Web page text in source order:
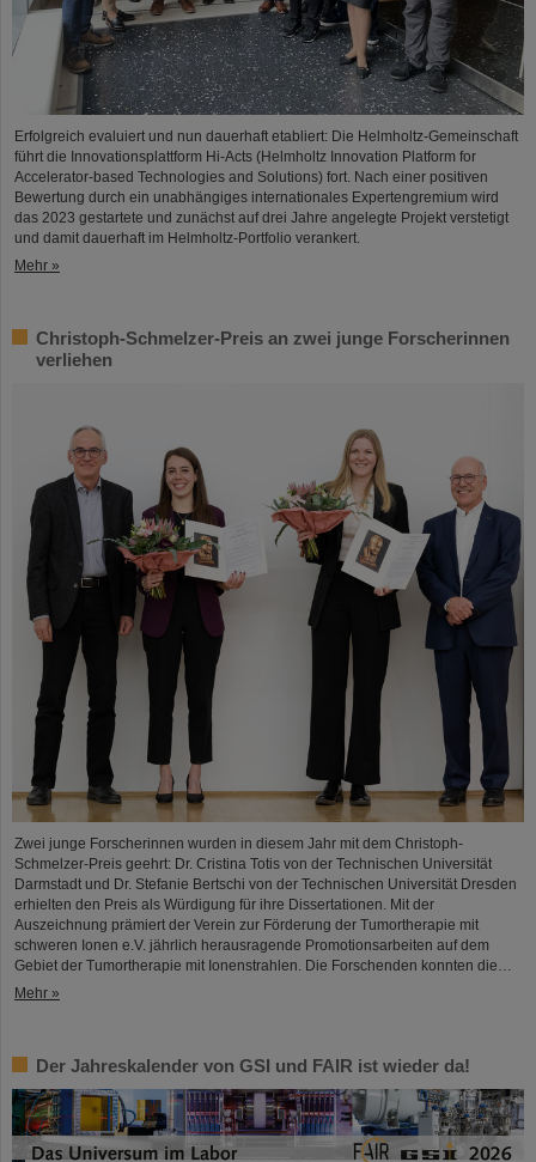
Erfolgreich evaluiert und nun dauerhaft etabliert: Die Helmholtz-Gemeinschaft
führt die Innovationsplattform Hi-Acts (Helmholtz Innovation Platform for
Accelerator-based Technologies and Solutions) fort. Nach einer positiven
Bewertung durch ein unabhängiges internationales Expertengremium wird
das 2023 gestartete und zunächst auf drei Jahre angelegte Projekt verstetigt
und damit dauerhaft im Helmholtz-Portfolio verankert.
Mehr »
Christoph-Schmelzer-Preis an zwei junge Forscherinnen
verliehen
Zwei junge Forscherinnen wurden in diesem Jahr mit dem Christoph-
Schmelzer-Preis geehrt: Dr. Cristina Totis von der Technischen Universität
Darmstadt und Dr. Stefanie Bertschi von der Technischen Universität Dresden
erhielten den Preis als Würdigung für ihre Dissertationen. Mit der
Auszeichnung prämiert der Verein zur Förderung der Tumortherapie mit
schweren Ionen e.V. jährlich herausragende Promotionsarbeiten auf dem
Gebiet der Tumortherapie mit Ionenstrahlen. Die Forschenden konnten die…
Mehr »
Der Jahreskalender von GSI und FAIR ist wieder da!